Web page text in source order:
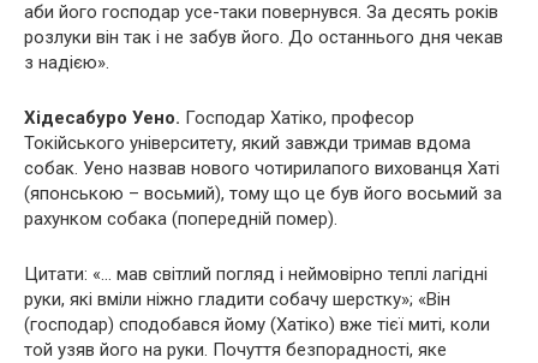
аби його господар усе-таки повернувся. За десять років
розлуки він так і не забув його. До останнього дня чекав
з надією».
Хідесабуро Уено. Господар Хатіко, професор
Токійського університету, який завжди тримав вдома
собак. Уено назвав нового чотирилапого вихованця Хаті
(японською – восьмий), тому що це був його восьмий за
рахунком собака (попередній помер).
Цитати: «… мав світлий погляд і неймовірно теплі лагідні
руки, які вміли ніжно гладити собачу шерстку»; «Він
(господар) сподобався йому (Хатіко) вже тієї миті, коли
той узяв його на руки. Почуття безпорадності, яке